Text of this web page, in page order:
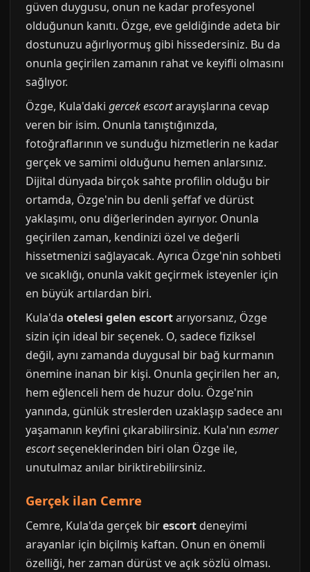
güven duygusu, onun ne kadar profesyonel
olduğunun kanıtı. Özge, eve geldiğinde adeta bir
dostunuzu ağırlıyormuş gibi hissedersiniz. Bu da
onunla geçirilen zamanın rahat ve keyifli olmasını
sağlıyor.
Özge, Kula'daki gercek escortarayışlarına cevap
veren bir isim. Onunla tanıştığınızda,
fotoğraflarının ve sunduğu hizmetlerin ne kadar
gerçek ve samimi olduğunu hemen anlarsınız.
Dijital dünyada birçok sahte profilin olduğu bir
ortamda, Özge'nin bu denli şeffaf ve dürüst
yaklaşımı, onu diğerlerinden ayırıyor. Onunla
geçirilen zaman, kendinizi özel ve değerli
hissetmenizi sağlayacak. Ayrıca Özge'nin sohbeti
ve sıcaklığı, onunla vakit geçirmek isteyenler için
en büyük artılardan biri.
Kula'da otelesi gelen escortarıyorsanız, Özge
sizin için ideal bir seçenek. O, sadece fiziksel
değil, aynı zamanda duygusal bir bağ kurmanın
önemine inanan bir kişi. Onunla geçirilen her an,
hem eğlenceli hem de huzur dolu. Özge'nin
yanında, günlük streslerden uzaklaşıp sadece anı
yaşamanın keyfini çıkarabilirsiniz. Kula'nın esmer
escortseçeneklerinden biri olan Özge ile,
unutulmaz anılar biriktirebilirsiniz.
Gerçek ilan Cemre
Cemre, Kula'da gerçek birescort deneyimi
arayanlar için biçilmiş kaftan. Onun en önemli
özelliği, her zaman dürüst ve açık sözlü olması.